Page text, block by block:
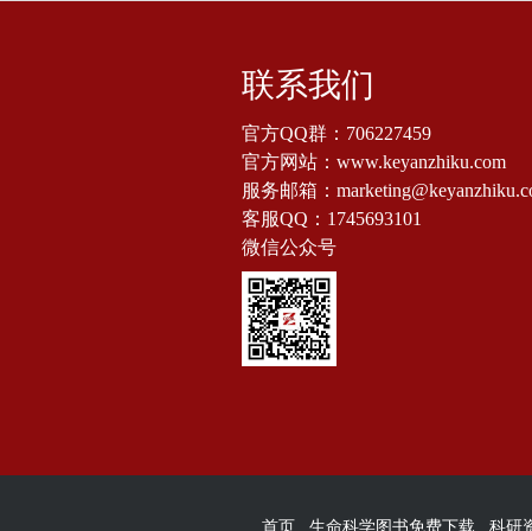
联系我们
官方QQ群： 706227459
官方网站：www.keyanzhiku.com
服务邮箱：
客服QQ： 1745693101
微信公众号
首页 生命科学图书免费下载 科研